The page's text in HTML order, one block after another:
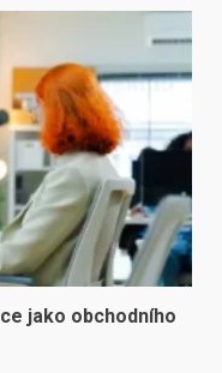
jako obchodního